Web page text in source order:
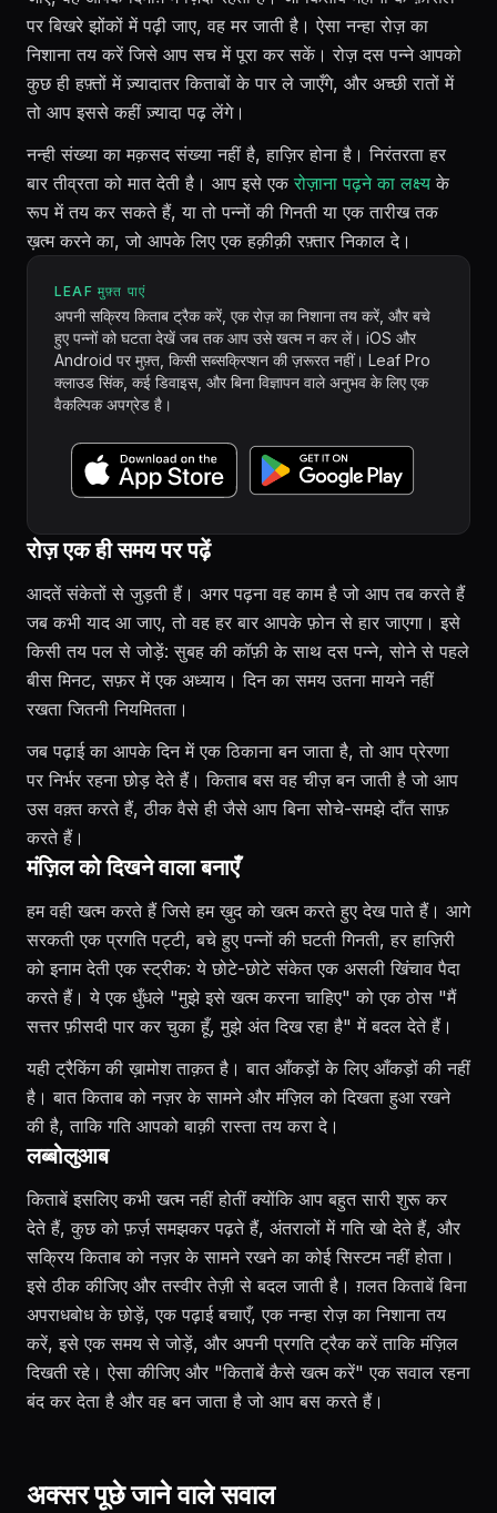
पर बिखरे झोंकों में पढ़ी जाए, वह मर जाती है। ऐसा नन्हा रोज़ का
निशाना तय करें जिसे आप सच में पूरा कर सकें। रोज़ दस पन्ने आपको
कुछ ही हफ़्तों में ज़्यादातर किताबों के पार ले जाएँगे, और अच्छी रातों में
तो आप इससे कहीं ज़्यादा पढ़ लेंगे।
नन्ही संख्या का मक़सद संख्या नहीं है, हाज़िर होना है। निरंतरता हर
बार तीव्रता को मात देती है। आप इसे एकरोज़ाना पढ़ने का लक्ष्य के
रूप में तय कर सकते हैं, या तो पन्नों की गिनती या एक तारीख तक
ख़त्म करने का, जो आपके लिए एक हक़ीक़ी रफ़्तार निकाल दे।
LEAF मुफ़्त पाएं
अपनी सक्रिय किताब ट्रैक करें, एक रोज़ का निशाना तय करें, और बचे
हुए पन्नों को घटता देखें जब तक आप उसे खत्म न कर लें। iOS और
Android पर मुफ़्त, किसी सब्सक्रिप्शन की ज़रूरत नहीं। Leaf Pro
क्लाउड सिंक, कई डिवाइस, और बिना विज्ञापन वाले अनुभव के लिए एक
वैकल्पिक अपग्रेड है।
रोज़ एक ही समय पर पढ़ें
आदतें संकेतों से जुड़ती हैं। अगर पढ़ना वह काम है जो आप तब करते हैं
जब कभी याद आ जाए, तो वह हर बार आपके फ़ोन से हार जाएगा। इसे
किसी तय पल से जोड़ें: सुबह की कॉफ़ी के साथ दस पन्ने, सोने से पहले
बीस मिनट, सफ़र में एक अध्याय। दिन का समय उतना मायने नहीं
रखता जितनी नियमितता।
जब पढ़ाई का आपके दिन में एक ठिकाना बन जाता है, तो आप प्रेरणा
पर निर्भर रहना छोड़ देते हैं। किताब बस वह चीज़ बन जाती है जो आप
उस वक़्त करते हैं, ठीक वैसे ही जैसे आप बिना सोचे-समझे दाँत साफ़
करते हैं।
मंज़िल को दिखने वाला बनाएँ
हम वही खत्म करते हैं जिसे हम ख़ुद को खत्म करते हुए देख पाते हैं। आगे
सरकती एक प्रगति पट्टी, बचे हुए पन्नों की घटती गिनती, हर हाज़िरी
को इनाम देती एक स्ट्रीक: ये छोटे-छोटे संकेत एक असली खिंचाव पैदा
करते हैं। ये एक धुँधले "मुझे इसे खत्म करना चाहिए" को एक ठोस "मैं
सत्तर फ़ीसदी पार कर चुका हूँ, मुझे अंत दिख रहा है" में बदल देते हैं।
यही ट्रैकिंग की ख़ामोश ताक़त है। बात आँकड़ों के लिए आँकड़ों की नहीं
है। बात किताब को नज़र के सामने और मंज़िल को दिखता हुआ रखने
की है, ताकि गति आपको बाक़ी रास्ता तय करा दे।
लब्बोलुआब
किताबें इसलिए कभी खत्म नहीं होतीं क्योंकि आप बहुत सारी शुरू कर
देते हैं, कुछ को फ़र्ज़ समझकर पढ़ते हैं, अंतरालों में गति खो देते हैं, और
सक्रिय किताब को नज़र के सामने रखने का कोई सिस्टम नहीं होता।
इसे ठीक कीजिए और तस्वीर तेज़ी से बदल जाती है। ग़लत किताबें बिना
अपराधबोध के छोड़ें, एक पढ़ाई बचाएँ, एक नन्हा रोज़ का निशाना तय
करें, इसे एक समय से जोड़ें, और अपनी प्रगति ट्रैक करें ताकि मंज़िल
दिखती रहे। ऐसा कीजिए और "किताबें कैसे खत्म करें" एक सवाल रहना
बंद कर देता है और वह बन जाता है जो आप बस करते हैं।
अक्सर पूछे जाने वाले सवाल